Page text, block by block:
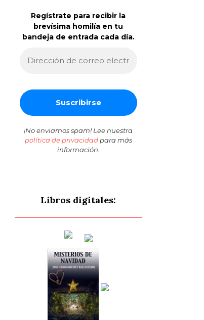
Regístrate para recibir la
brevísima homilía en tu
bandeja de entrada cada día.
¡No enviamos spam! Lee nuestra
política de privacidadpara más
información.
Libros digitales: